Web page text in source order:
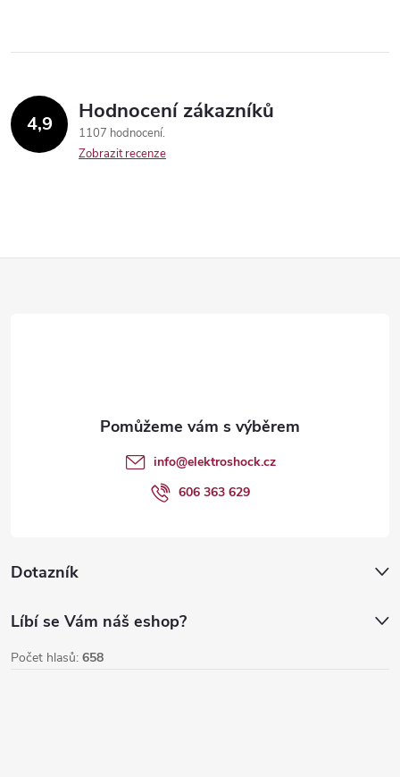
4,9 Hodnocení zákazníků
1107 hodnocení
Zobrazit recenze
info@elektroshock.cz
606 363 629
Dotazník
Líbí se Vám náš eshop?
Počet hlasů: 658